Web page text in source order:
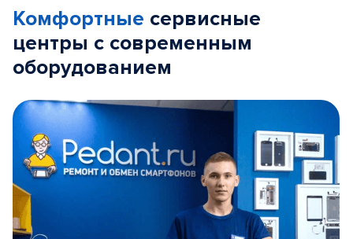
Комфортные сервисные
центры с современным
оборудованием